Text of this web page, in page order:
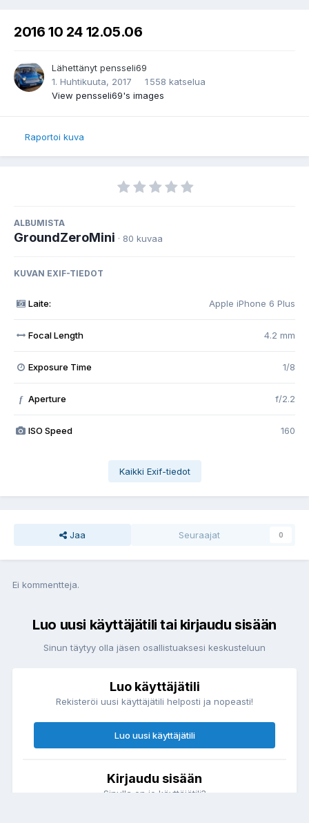
2016 10 24 12.05.06
Lähettänyt pensseli69
1. Huhtikuuta, 2017
1 558 katselua
View pensseli69's images
Raportoi kuva
ALBUMISTA
GroundZeroMini · 80 kuvaa
KUVAN EXIF-TIEDOT
Laite: Apple iPhone 6 Plus
Focal Length 4.2 mm
Exposure Time 1/8
f Aperture f/2.2
ISO Speed 160
Kaikki Exif-tiedot
Jaa Seuraajat 0
Ei kommentteja.
Luo uusi käyttäjätili tai kirjaudu sisään
Sinun täytyy olla jäsen osallistuaksesi keskusteluun
Luo käyttäjätili
Rekisteröi uusi käyttäjätili helposti ja nopeasti!
Luo uusi käyttäjätili
Kirjaudu sisään
Sinulla on jo käyttäjätili?